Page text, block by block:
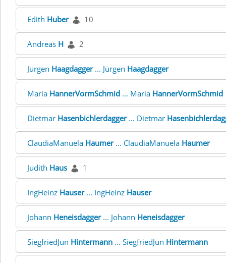
Edith Huber 10
Andreas H 2
Jürgen Haagdagger... Jürgen Haagdagger
Maria HannerVormSchmid ... Maria HannerVormSchmid
Dietmar Hasenbichlerdagger... Dietmar
ClaudiaManuela Haumer... ClaudiaManuela Haumer
Judith Haus 1
IngHeinz Hauser... IngHeinz Hauser
Johann Heneisdagger... Johann Heneisdagger
SiegfriedJun Hintermann ... SiegfriedJun Hintermann